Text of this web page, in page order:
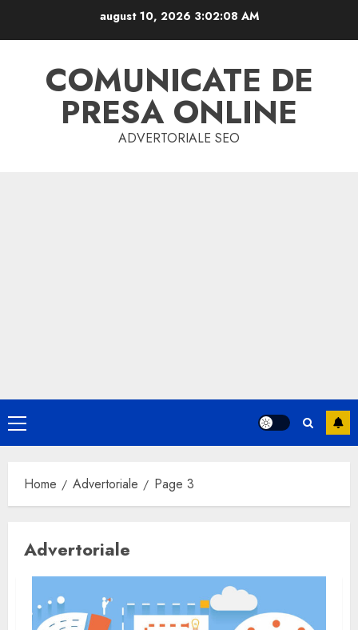
august 10, 2026 3:02:09 AM
COMUNICATE DE
PRESA ONLINE
ADVERTORIALE SEO
Primary
Menu
Home Advertoriale Page 3
Advertoriale